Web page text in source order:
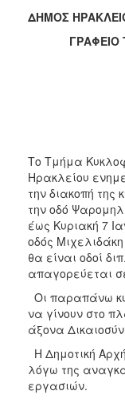
2020
2019
2013
2012
2011
2010
2006
ΤΟΠΟΣ
ΠΟΛΙΤΙΣΜΟΣ
ΔΗΜΟΣ
ΓΡΑΦΕΙΟ
Το Τμήμα
Ηρακλείου
την διακοπή της
την οδό
έως Κυριακή 7
οδός
θα είναι οδοί
απαγορεύεται
Οι παραπάνω
να γίνουν στο
άξονα
Η Δημοτική
λόγω της
εργασιών.